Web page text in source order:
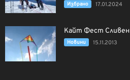
Избрано 17.01.2024
Кайт Фест Сливен
Новини 15.11.2013